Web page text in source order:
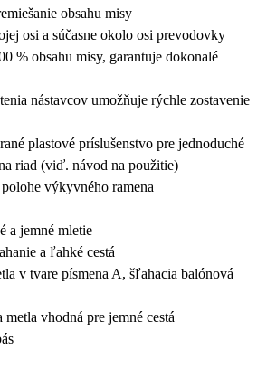
obsahu misy
osi a súčasne okolo osi prevodovky
% obsahu misy, garantuje dokonalé
nástavcov umožňuje rýchle zostavenie
plastové príslušenstvo pre jednoduché
riad (viď. návod na použitie)
výkyvného ramena
a jemné mletie
a ľahké cestá
v tvare písmena A, šľahacia balónová
vhodná pre jemné cestá